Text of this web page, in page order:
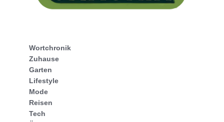
Wortchronik
Zuhause
Garten
Lifestyle
Mode
Reisen
Tech